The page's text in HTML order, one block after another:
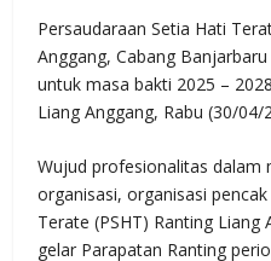
Persaudaraan Setia Hati
Anggang, Cabang
untuk masa bakti 2025 –
Liang Anggang, Rabu (30/04/
Wujud profesionalitas dalam
organisasi, organisasi
Terate (PSHT) Ranting Liang
gelar Parapatan Ranting